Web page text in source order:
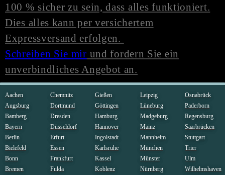
100 % sicher zu sein, dass alles funktioniert.
Dies alles kann per versichertem
Expressversand erfolgen.
Schreiben Sie mir und fordern Sie ein
unverbindliches Angebot an.
Aachen
Augsburg
Bamberg
Bayern
Berlin
Bielefeld
Bonn
Bremen
Chemnitz
Dortmund
Dresden
Düsseldorf
Erfurt
Essen
Frankfurt
Fulda
Gießen
Göttingen
Hamburg
Hannover
Ingolstadt
Karlsruhe
Kassel
Koblenz
Leipzig
Lüneburg
Madgeburg
Mainz
Mannheim
München
Münster
Nürnberg
Osnabrück
Paderborn
Regensburg
Saarbrücken
Stuttgart
Trier
Ulm
Wilhelmshaven